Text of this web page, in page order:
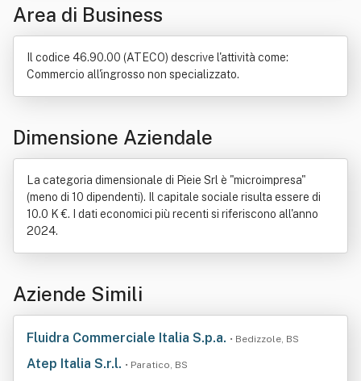
Prodotto (economia)
Area di Business
Il codice 46.90.00 (ATECO) descrive l'attività come:
Commercio all'ingrosso non specializzato.
Dimensione Aziendale
La categoria dimensionale di Pieie Srl è "microimpresa"
(meno di 10 dipendenti). Il capitale sociale risulta essere di
10.0 K €. I dati economici più recenti si riferiscono all'anno
2024.
Aziende Simili
Fluidra Commerciale Italia S.p.a. • Bedizzole, BS
Atep Italia S.r.l. • Paratico, BS